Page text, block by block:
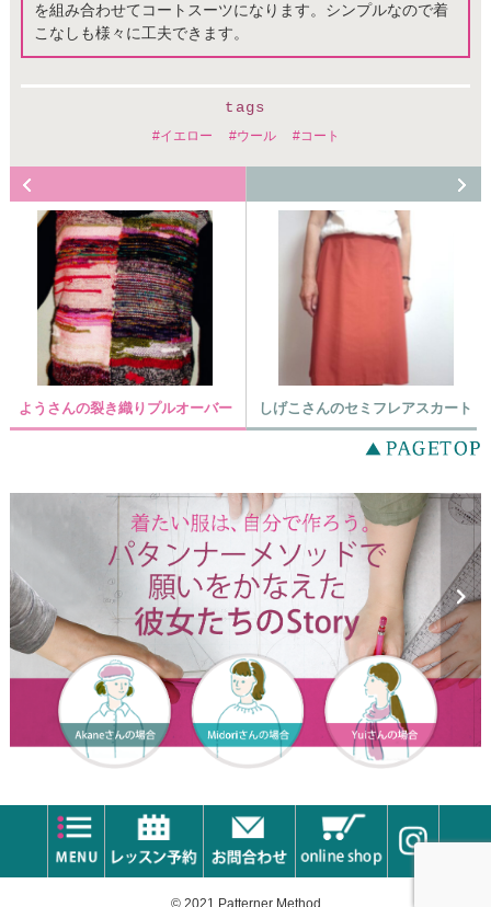
を組み合わせてコートスーツになります。シンプルなので着
こなしも様々に工夫できます。
tags
イエロー ウール コート
ようさんの裂き織りプルオーバー しげこさんのセミフレアスカート
© 2021 Patterner Method